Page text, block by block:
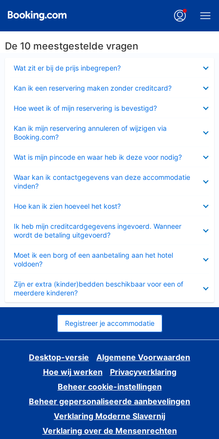
De 10 meestgestelde vragen
Wat zit er bij de prijs inbegrepen?
Kan ik een reservering maken zonder creditcard?
Hoe weet ik of mijn reservering is bevestigd?
Kan ik mijn reservering annuleren of wijzigen via
Booking.com?
Wat is mijn pincode en waar heb ik deze voor nodig?
Waar kan ik contactgegevens van deze accommodatie
vinden?
Hoe kan ik zien hoeveel het kost?
Ik heb mijn creditcardgegevens ingevoerd. Wanneer
wordt de betaling uitgevoerd?
Moet ik een borg of een aanbetaling aan het hotel
voldoen?
Zijn er extra (kinder)bedden beschikbaar voor een of
meerdere kinderen?
Registreer je accommodatie
Desktop-versie
Algemene Voorwaarden
Hoe wij werken
Privacyverklaring
Beheer cookie-instellingen
Beheer gepersonaliseerde aanbevelingen
Verklaring Moderne Slavernij
Verklaring over de Mensenrechten